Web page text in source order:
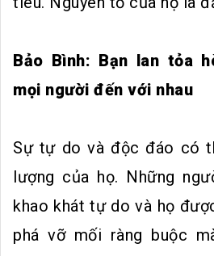
Bảo Bình: Bạn lan tỏa
mọi người đến với nhau
Sự tự do và độc đáo có
lượng của họ. Những
khao khát tự do và họ
phá vỡ mối ràng buộc